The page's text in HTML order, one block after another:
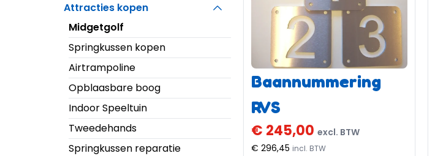
Attracties kopen
Midgetgolf
Springkussen kopen
Airtrampoline
Opblaasbare boog
Indoor Speeltuin
Tweedehands
Springkussen reparatie
Baannummering
RVS
€ 245,00 excl. BTW
€ 296,45 incl. BTW